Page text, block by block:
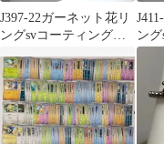
J397-22ガーネット花リ
ングsvコーティングフ
ン
リー